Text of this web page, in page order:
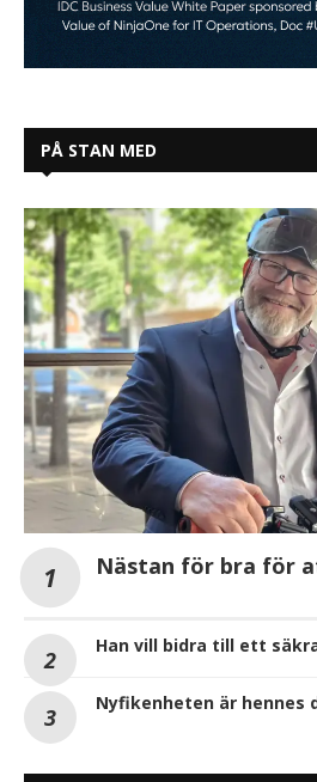
PÅ STAN MED
Nästan för bra för
Han vill bidra till ett
Nyfikenheten är hennes